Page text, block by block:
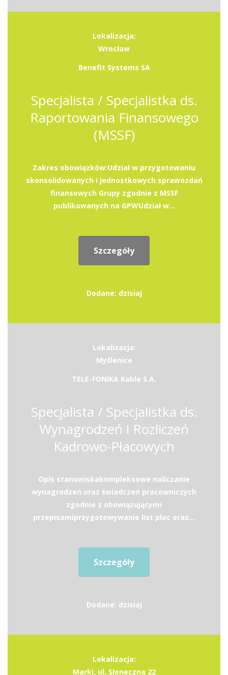
Lokalizacja:
Wrocław
Benefit Systems SA
Specjalista / Specjalistka ds.
Raportowania Finansowego
(MSSF)
Zakres obowiązków:Udział w przygotowaniu
skonsolidowanych i jednostkowych sprawozdań
finansowych Grupy zgodnie z MSSF
publikowanych na GPWUdział w...
Szczegóły
Dodane: dzisiaj
Lokalizacja:
Myślenice
TELE-FONIKA Kable S.A.
Specjalista / Specjalistka ds.
Wynagrodzeń i Rozliczeń
Kadrowo-Płacowych
Opis stanowiskakompleksowe naliczanie
wynagrodzeń oraz świadczeń pracowniczych
zgodnie z obowiązującymi
przepisamiprzygotowywanie list płac oraz...
Szczegóły
Dodane: dzisiaj
Lokalizacja:
Marki, ul. Słoneczna 22